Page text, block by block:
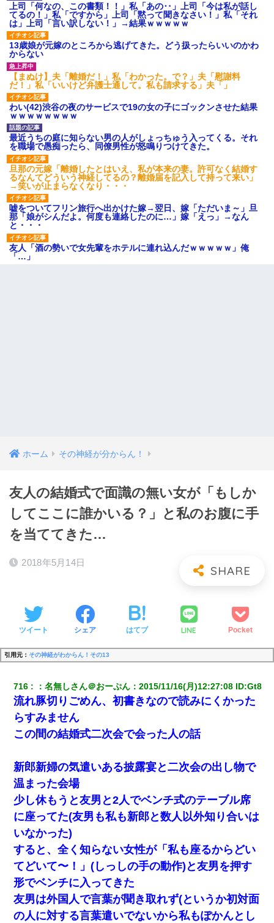
上司「何なの、この書類！！」私「あの‥」上司「今は私が話し
てるの！」私「ですから」上司「黙って聞きなさい！」私「それ
は」上司「言い訳しない！」→結果ｗｗｗｗｗ
13歳娘が元嫁のところから逃げてきた。どう扱ったらいいのかわ
からない
【まぬけ】夫「離婚だ！」私「わかった。で？」夫「慰謝料
だ！」私「いいけど弁護士通して。私も請求する」夫「」
わい(42)渋谷の夜のサービスで19の女の子にゴックンさせた結果
ｗｗｗｗｗｗｗｗ
最近うちの庭に知らない男の人がしょっちゅう入ってくる。それ
を職場で愚痴ったら、同僚男性が怒鳴りつけてきた。
旦那の元嫁「離婚したとはいえ、私が本来の妻。許可なく結婚す
るなんてどういう神経してるの？離婚届を記入して持って来い」
→笑いが止まらなくなり・・・
嘘をついてフリン旅行へ出かけた嫁→翌日、嫁「ただいま～」旦
那「娘がシんだよ。何度も連絡したのに…」嫁「えっ」→なん
と・・・
友人「酒の勢いで女先輩をホテルに連れ込んだｗｗｗｗｗ」俺
「…」
ホーム その神経が分からん！
友人の結婚式で面識の無い女が「もしか
してここに誰かいる？」と私のお腹に手
を当ててきた…
2018年5月14日
ツイート シェア はてブ LINE Pocket
引用元： その神経がわからん！その13
716 ：名無しさん＠おーぷん ：2015/11/16(月)12:27:08 ID:Gt8
流れ豚切りごめん、初書きなので読みにくかった
らすみません
この間の結婚式二次会で会った人の話
新郎新婦の気遣いある披露宴と二次会の出し物で
温まった会場
少し休もうと友男と2人でベンチ式のテーブル席
に座ってた(友男も私も新郎と数人以外知り合いは
いなかった)
すると、全く知らない女性が「私も座るからどい
てどいて〜！」(しっしの手の動作)と友男を押す
形でベンチに入ってきた
友男は外国人で言葉が聞き取れず(というか初対面
の人に対する言葉遣いでないから私もぽかんとし